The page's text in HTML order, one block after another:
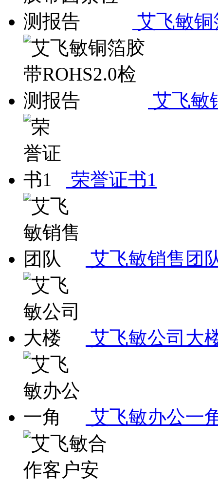
艾飞敏
艾飞敏
荣誉证书1
艾飞敏销售团
艾飞敏公司大
艾飞敏办公一